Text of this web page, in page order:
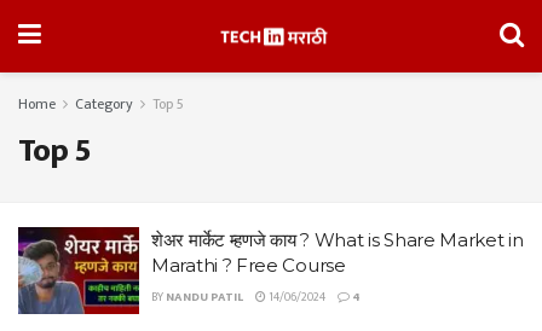
Home Category Top 5
Top 5
शेअर मार्केट म्हणजे काय ? What is Share Market in
Marathi ? Free Course
BYNANDU PATIL 14/06/2024 4